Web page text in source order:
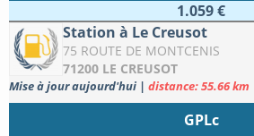
1.059 €
Station à Le Creusot
75 ROUTE DE MONTCENIS
71200 LE CREUSOT
Mise à jour aujourd'hui | distance: 55.66 km
GPLc